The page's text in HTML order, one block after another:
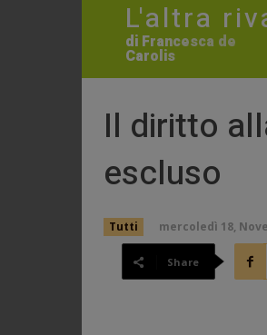
L'altra
di Francesca de
Carolis
Il diritto
escluso
Tutti mercoledì 18,
Share